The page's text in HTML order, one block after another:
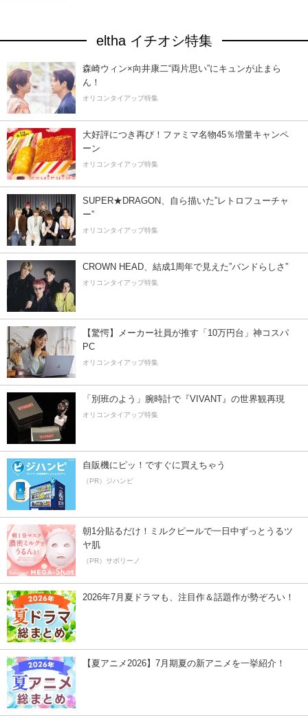
eltha イチオシ特集
森崎ウィン×向井康二“両片思い”にキュンが止まら
ん！
オリコンタイアップ特集
大好評につき再び！ファミマ名物45％増量キャンペ
ーン
オリコンタイアップ特集
SUPER★DRAGON、自ら描いた”レトロフューチャ
ー”
オリコンタイアップ特集
CROWN HEAD、結成1周年で見えた”バンドらしさ”
オリコンタイアップ特集
【驚愕】メーカー社員が推す「10万円台」神コスパ
PC
オリコンタイアップ特集
「別班のよう」腕時計で『VIVANT』の世界観再現
オリコンタイアップ特集
自販機にピッ！ですぐに買えちゃう
（PR）ジハンピ
朝1分貼るだけ！ミルクピールで一日中ずっとうるツ
ヤ肌
（PR）サボリーノ
2026年7月夏ドラマも、注目作＆話題作が勢ぞろい！
【夏アニメ2026】7月期夏の新アニメを一挙紹介！